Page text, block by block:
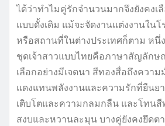
ได้ว่าทำไมคู่รักจำนวนมากจึงยังคงเ
แบบดั้งเดิม แม้จะจัดงานแต่งงานในโ
หรือสถานที่ในต่างประเทศก็ตาม ห
ชุดเจ้าสาวแบบไทยคือภาษาสัญลัก
เลือกอย่างมีเจตนา สีทองสื่อถึงควา
แดงแทนพลังงานและความรักที่ยืนย
เติบโตและความกลมกลืน และโทนสี
สงบและหวานละมุน บางคู่ยังคงยึดต